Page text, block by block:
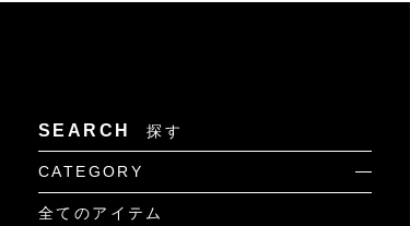
SEARCH 探す
CATEGORY
全てのアイテム